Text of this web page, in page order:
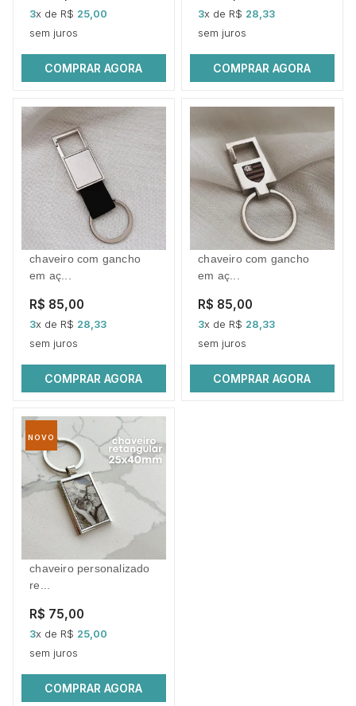
3x de R$ 25,00
sem juros
COMPRAR AGORA
3x de R$ 28,33
sem juros
COMPRAR AGORA
chaveiro com gancho
em aç...
R$ 85,00
3x de R$ 28,33
sem juros
COMPRAR AGORA
chaveiro com gancho
em aç...
R$ 85,00
3x de R$ 28,33
sem juros
COMPRAR AGORA
NOVO
chaveiro personalizado
re...
R$ 75,00
3x de R$ 25,00
sem juros
COMPRAR AGORA